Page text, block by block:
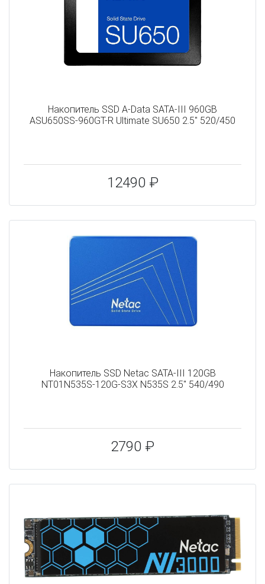
Накопитель SSD A-Data SATA-III 960GB
ASU650SS-960GT-R Ultimate SU650 2.5" 520/450
12490 ₽
Накопитель SSD Netac SATA-III 120GB
NT01N535S-120G-S3X N535S 2.5" 540/490
2790 ₽